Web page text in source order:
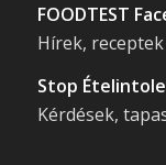
FOODTEST
Hírek,
Stop
Kérdések,